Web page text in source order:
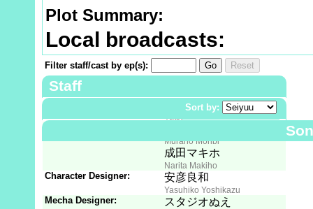
Plot Summary:
Local broadcasts:
Filter staff/cast by ep(s): Go Reset
Staff
Creator: 八手三郎
Yatsude Saburou
Murano Moribi
成田マキホ
Narita Makiho
Character Designer: 安彦良和
Yasuhiko Yoshikazu
Mecha Designer: スタジオぬえ
Sort by: